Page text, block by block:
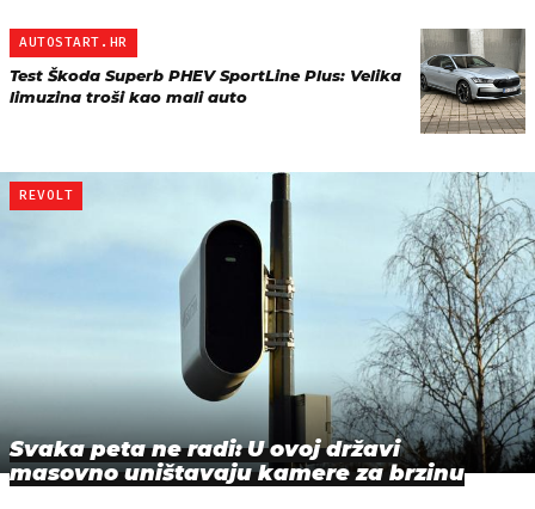
AUTOSTART.HR
Test Škoda Superb PHEV SportLine Plus: Velika
limuzina troši kao mali auto
REVOLT
Svaka peta ne radi: U ovoj državi
masovno uništavaju kamere za brzinu